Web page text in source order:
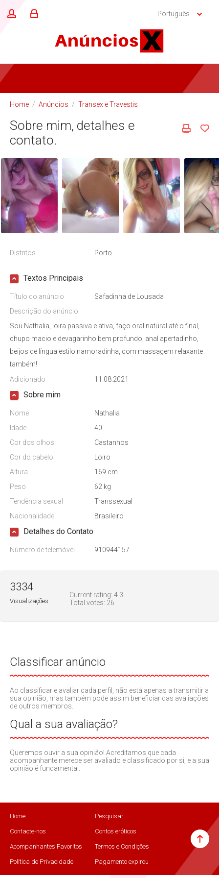
Português
Home / Anúncios / Transex e Travestis
Sobre mim, detalhes e
contato.
Distritos Porto
Textos Principais
Título do anúncio
Safadinha de Lousada
Descrição do anúncio
Sou Nathalia, loira passiva e ativa, faço oral natural até o final,
chupo macio e devagarinho bem profundo, anal apertadinho,
beijos de língua estilo namoradinha, com massagem relaxante
também!
Adicionado
11.08.2021
Sobre mim
Nome
Nathalia
Idade
40
Cor dos olhos
Castanhos
Cor do cabelo
Loiro
Altura
169 cm
Peso
62 kg
Tendência sexual
Transsexual
Nacionalidade
Brasileiro
Detalhes do Contato
Número de telemóvel 910944157
Current rating: 4.3
Total votes: 26
3334
Visualizações
Classificar anúncio
Ao classificar e avaliar cada perfil, não está apenas a transmitir a
sua opinião, mas também pode assim beneficiar das avaliações
de outros membros.
Qual a sua avaliação?
Queremos ouvir a sua opinião! Acreditamos que cada
acompanhante merece ser avaliado e classificado por si, e a sua
opinião é fundamental.
Home Pesquisar
Contacte-nos Contos eróticos
Acompanhantes Favoritos Termos e Condições
Política de Privacidade Pagamento expirou